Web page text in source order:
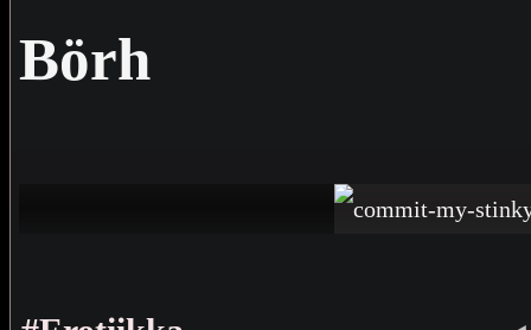
Börh